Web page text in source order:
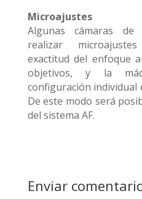
Microajustes
Algunas cámaras
realizar
exactitud del enfoque
objetivos, y la
configuración individual
De este modo será
del sistema AF.
Enviar